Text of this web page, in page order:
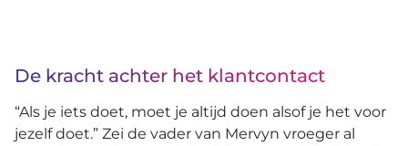
De kracht achter het klantcontact
“Als je iets doet, moet je altijd doen alsof je het voor
jezelf doet.” Zei de vader van Mervyn vroeger al